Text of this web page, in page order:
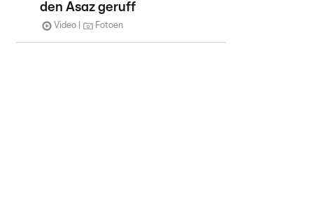
den Asaz geruff
Video Fotoen